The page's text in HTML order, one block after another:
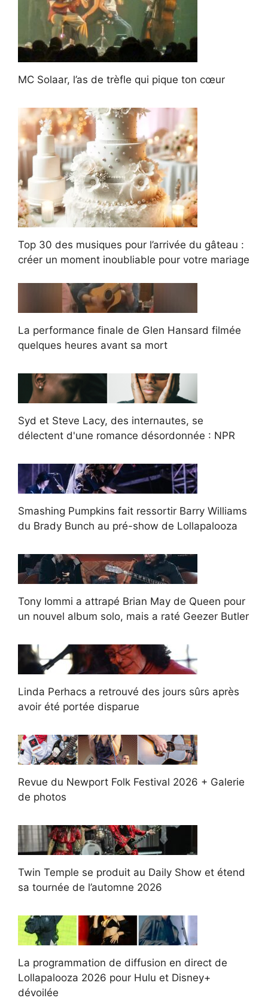
MC Solaar, l’as de trèfle qui pique ton cœur
Top 30 des musiques pour l’arrivée du gâteau :
créer un moment inoubliable pour votre mariage
La performance finale de Glen Hansard filmée
quelques heures avant sa mort
Syd et Steve Lacy, des internautes, se
délectent d'une romance désordonnée : NPR
Smashing Pumpkins fait ressortir Barry Williams
du Brady Bunch au pré-show de Lollapalooza
Tony Iommi a attrapé Brian May de Queen pour
un nouvel album solo, mais a raté Geezer Butler
Linda Perhacs a retrouvé des jours sûrs après
avoir été portée disparue
Revue du Newport Folk Festival 2026 + Galerie
de photos
Twin Temple se produit au Daily Show et étend
sa tournée de l’automne 2026
La programmation de diffusion en direct de
Lollapalooza 2026 pour Hulu et Disney+
dévoilée